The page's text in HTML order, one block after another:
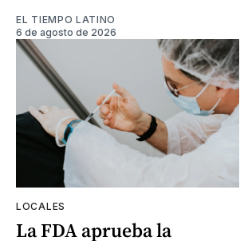
EL TIEMPO LATINO
6 de agosto de 2026
LOCALES
La FDA aprueba la